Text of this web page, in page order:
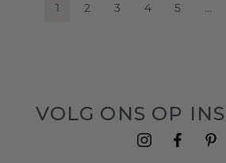
1 2 3 4 5 …
VOLG ONS OP